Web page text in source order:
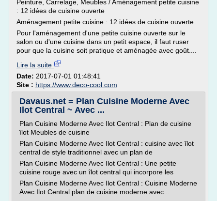
Peinture, Carrelage, Meubles / Aménagement petite cuisine
: 12 idées de cuisine ouverte
Aménagement petite cuisine : 12 idées de cuisine ouverte
Pour l'aménagement d'une petite cuisine ouverte sur le
salon ou d'une cuisine dans un petit espace, il faut ruser
pour que la cuisine soit pratique et aménagée avec goût....
Lire la suite
Date: 2017-07-01 01:48:41
Site : https://www.deco-cool.com
Davaus.net = Plan Cuisine Moderne Avec
Ilot Central ~ Avec ...
Plan Cuisine Moderne Avec Ilot Central : Plan de cuisine
îlot Meubles de cuisine
Plan Cuisine Moderne Avec Ilot Central : cuisine avec îlot
central de style traditionnel avec un plan de
Plan Cuisine Moderne Avec Ilot Central : Une petite
cuisine rouge avec un îlot central qui incorpore les
Plan Cuisine Moderne Avec Ilot Central : Cuisine Moderne
Avec Ilot Central plan de cuisine moderne avec...